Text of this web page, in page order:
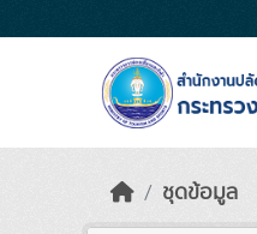
ชุดข้อมูล